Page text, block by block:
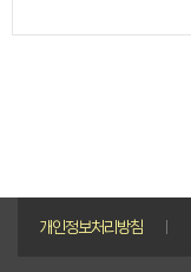
개인정보처리방침